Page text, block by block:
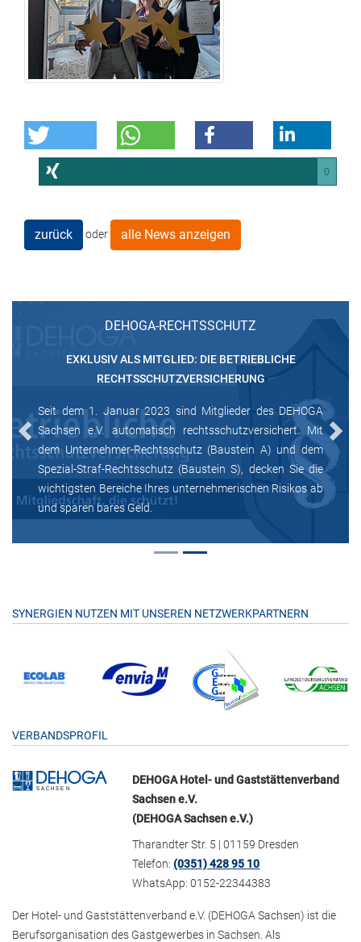
0
zurück oder alle News anzeigen
DEHOGA-RECHTSSCHUTZ
EXKLUSIV ALS MITGLIED: DIE BETRIEBLICHE
RECHTSSCHUTZVERSICHERUNG
Seit dem 1. Januar 2023 sind Mitglieder des DEHOGA
Sachsen e.V. automatisch rechtsschutzversichert. Mit
dem Unternehmer-Rechtsschutz (Baustein A) und dem
Spezial-Straf-Rechtsschutz (Baustein S), decken Sie die
wichtigsten Bereiche Ihres unternehmerischen Risikos ab
und sparen bares Geld.
Previous Next
SYNERGIEN NUTZEN MIT UNSEREN NETZWERKPARTNERN
VERBANDSPROFIL
DEHOGA Hotel- und Gaststättenverband
Sachsen e.V.
(DEHOGA Sachsen e.V.)
Tharandter Str. 5 | 01159 Dresden
Telefon:(0351) 428 95 10
WhatsApp: 0152-22344383
Der Hotel- und Gaststättenverband e.V. (DEHOGA Sachsen) ist die
Berufsorganisation des Gastgewerbes in Sachsen. Als